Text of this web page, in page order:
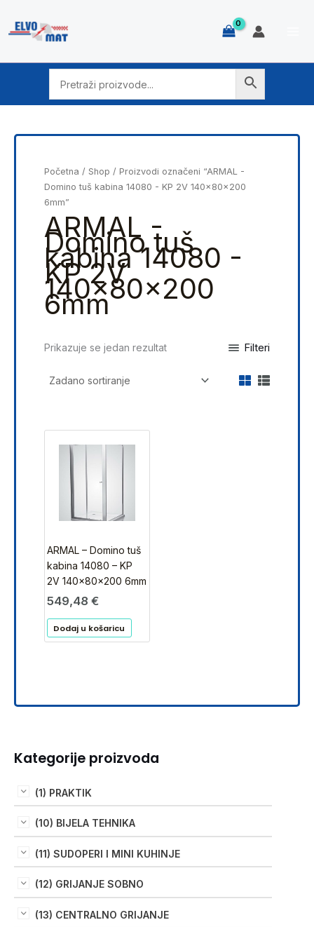
content
Kategorije proizvoda
(1) PRAKTIK
(10) BIJELA TEHNIKA
(11) SUDOPERI I MINI KUHINJE
(12) GRIJANJE SOBNO
(13) CENTRALNO GRIJANJE
Početna / Shop / Proizvodi označeni “ARMAL -
Domino tuš kabina 14080 - KP 2V 140x80x200
6mm”
ARMAL -
Domino tuš
kabina 14080 -
KP 2V
140x80x200
6mm
Prikazuje se jedan rezultat Filteri
ARMAL – Domino tuš
kabina 14080 – KP
2V 140x80x200 6mm
549,48 €
Dodaj u košaricu